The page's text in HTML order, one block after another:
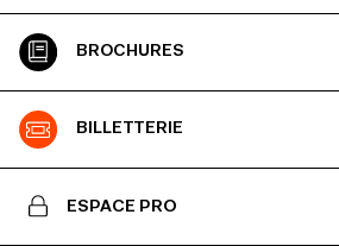
BROCHURES
BILLETTERIE
ESPACE PRO